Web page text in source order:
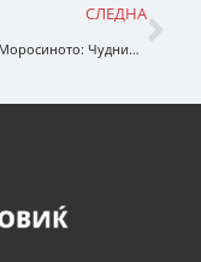
СЛЕДНА
А. Гати Д. Моросиното: Чудниот случај со исчезнатите колбаси